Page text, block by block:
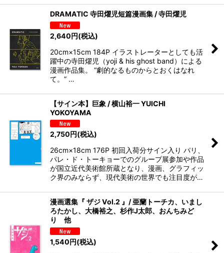
DRAMATIC 寺田燿児短篇漫画集 / 寺田燿児
2,640円(税込)
20cm×15cm 184P イラストレーターとしても活
躍中の寺田燿児（yoji & his ghost band）による
漫画作品集。 “劇的なるものからとおくはなれ
て。” …
【サイン本】巨象 / 横山裕一 YUICHI
YOKOYAMA
2,750円(税込)
26cm×18cm 176P 初回入荷分サイン入り パリ、
パレ・ド・トーキョーでのグループ展参加や作品
が国立近代美術館所蔵となり、漫画、グラフィッ
ク界のみならず、現代美術の世界でも注目度が…
漫画選集『 ザジ Vol.2 』/ 亜蘭トーチカ、いまし
ろたかし、大橋裕之、杉作J太郎、おんちみど
り 他
1,540円(税込)